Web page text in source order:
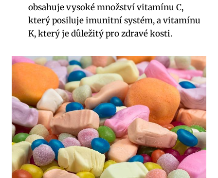
obsahuje vysoké množství vitamínu C,
který posiluje imunitní systém, a vitamínu
K, který je důležitý pro zdravé kosti.